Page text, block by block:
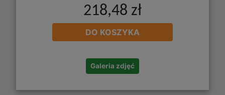
218,48 zł
DO KOSZYKA
Galeria zdjęć